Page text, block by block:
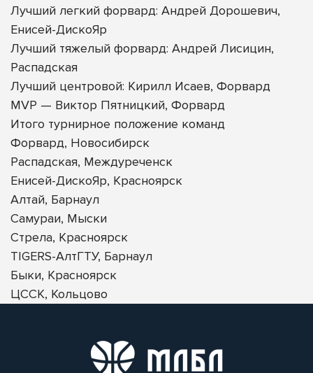
Лучший легкий форвард: Андрей Дорошевич,
Енисей-ДискоЯр
Лучший тяжелый форвард: Андрей Лисицин,
Распадская
Лучший центровой: Кирилл Исаев, Форвард
MVP — Виктор Пятницкий, Форвард
Итого турнирное положение команд
Форвард, Новосибирск
Распадская, Междуреченск
Енисей-ДискоЯр, Красноярск
Алтай, Барнаул
Самураи, Мыски
Стрела, Красноярск
TIGERS-АлтГТУ, Барнаул
Быки, Красноярск
ЦССК, Кольцово